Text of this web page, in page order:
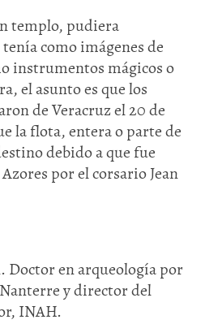
templo, pudiera
tenía como imágenes de
instrumentos mágicos o
el asunto es que los
de Veracruz el 20 de
la flota, entera o parte de
debido a que fue
por el corsario Jean
Doctor en arqueología por
y director del
INAH.